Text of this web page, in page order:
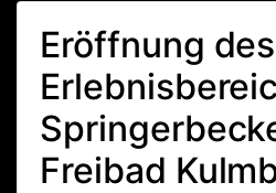
Eröffnung des
Freibad